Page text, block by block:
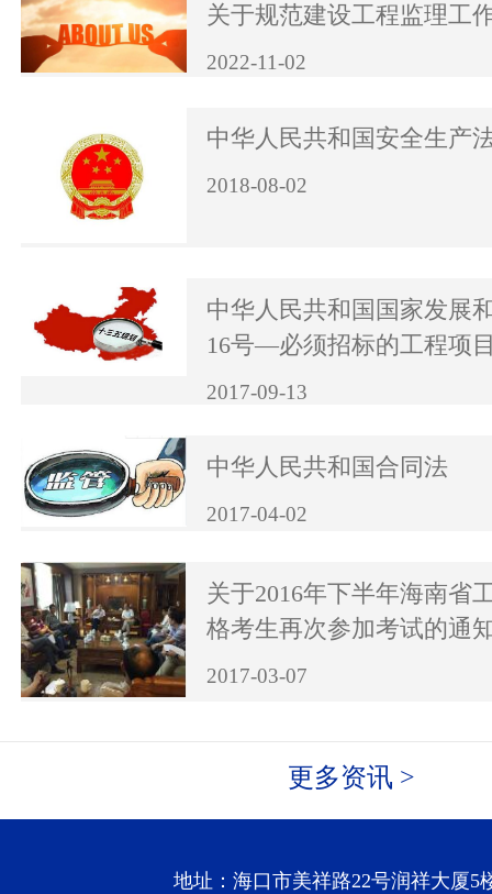
关于规范建设工程监理工
2022-11-02
中华人民共和国安全生产
2018-08-02
中华人民共和国国家发展
16号—必须招标的工程项
2017-09-13
中华人民共和国合同法
2017-04-02
关于2016年下半年海南省
格考生再次参加考试的通
2017-03-07
更多资讯 >
地址：海口市美祥路22号润祥大厦5